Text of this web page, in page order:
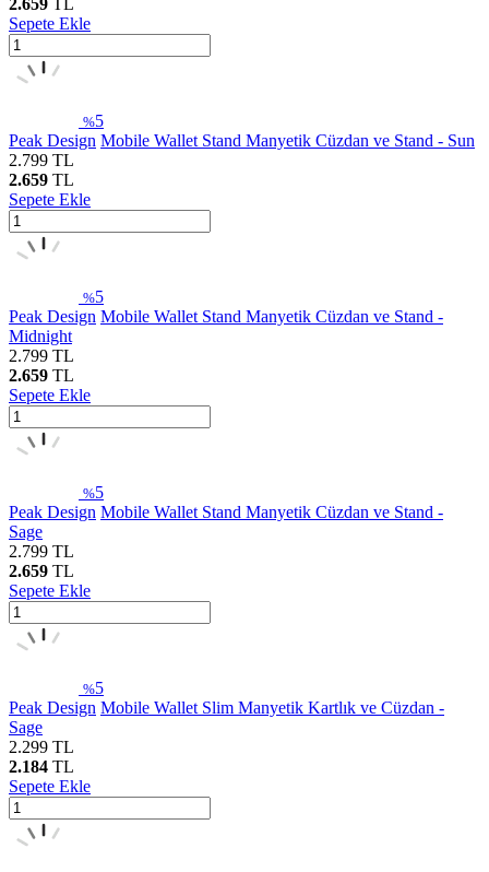
Sepete Ekle
%5
Peak Design Mobile Wallet Stand Manyetik Cüzdan ve Stand - Sun
2.799 TL
2.659 TL
Sepete Ekle
%5
Peak Design Mobile Wallet Stand Manyetik Cüzdan ve Stand -
Midnight
2.799 TL
2.659 TL
Sepete Ekle
%5
Peak Design Mobile Wallet Stand Manyetik Cüzdan ve Stand -
Sage
2.799 TL
2.659 TL
Sepete Ekle
%5
Peak Design Mobile Wallet Slim Manyetik Kartlık ve Cüzdan -
Sage
2.299 TL
2.184 TL
Sepete Ekle